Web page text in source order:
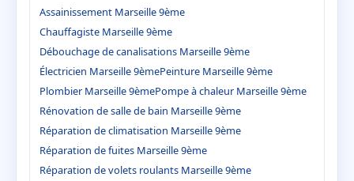
Assainissement Marseille 9ème
Chauffagiste Marseille 9ème
Débouchage de canalisations Marseille 9ème
Électricien Marseille 9èmePeinture Marseille 9ème
Plombier Marseille 9èmePompe à chaleur Marseille 9ème
Rénovation de salle de bain Marseille 9ème
Réparation de climatisation Marseille 9ème
Réparation de fuites Marseille 9ème
Réparation de volets roulants Marseille 9ème